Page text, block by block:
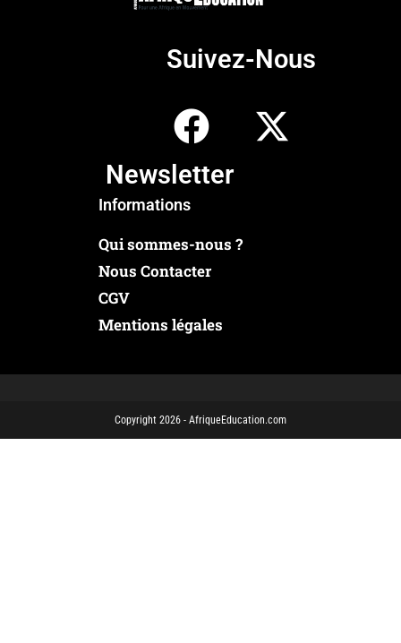
Suivez-Nous
Newsletter
Informations
Qui sommes-nous ?
Nous Contacter
CGV
Mentions légales
Copyright 2026 - AfriqueEducation.com